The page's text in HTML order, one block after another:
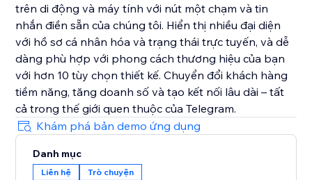
trên di động và máy tính với nút một chạm và tin
nhắn điền sẵn của chúng tôi. Hiển thị nhiều đại diện
với hồ sơ cá nhân hóa và trạng thái trực tuyến, và dễ
dàng phù hợp với phong cách thương hiệu của bạn
với hơn 10 tùy chọn thiết kế. Chuyển đổi khách hàng
tiềm năng, tăng doanh số và tạo kết nối lâu dài – tất
cả trong thế giới quen thuộc của Telegram.
Khám phá bản demo ứng dụng
Danh mục
Liên hệ Trò chuyện